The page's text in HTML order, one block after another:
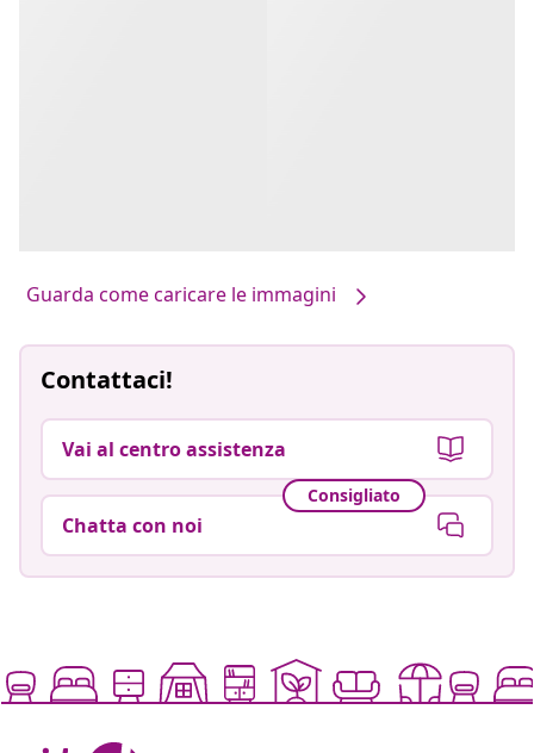
Guarda come caricare le immagini
Contattaci!
Vai al centro assistenza
Consigliato
Chatta con noi